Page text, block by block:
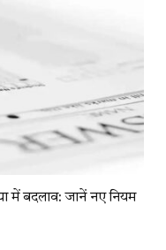
में बदलाव: जानें नए नियम